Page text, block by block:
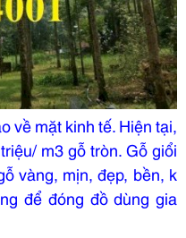
về mặt kinh tế. Hiện tại,
m3 gỗ tròn. Gỗ giổi
vàng, mịn, đẹp, bền, k
để đóng đồ dùng gia